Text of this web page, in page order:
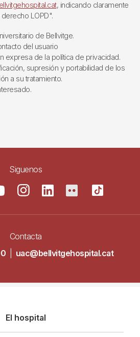
, indicando claramente
LOPD".
de Bellvitge.
del usuario
expresa de la política de privacidad.
supresión y portabilidad de los
a su tratamiento.
Siguenos
Contacta
uac@bellvitgehospital.cat
El hospital